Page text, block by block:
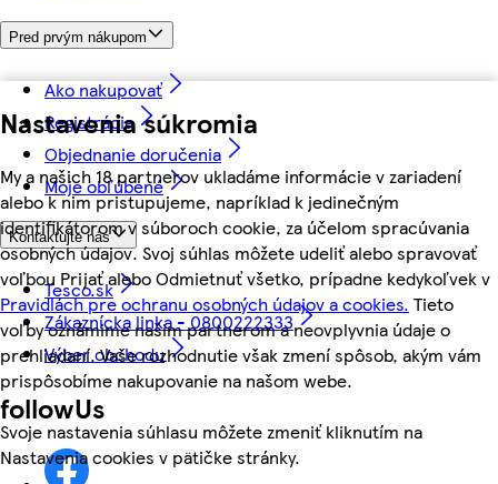
Nastavenia súkromia
My a našich 18 partnerov ukladáme informácie v zariadení
alebo k nim pristupujeme, napríklad k jedinečným
identifikátorom v súboroch cookie, za účelom spracúvania
osobných údajov. Svoj súhlas môžete udeliť alebo spravovať
voľbou Prijať alebo Odmietnuť všetko, prípadne kedykoľvek v
Pravidlách pre ochranu osobných údajov a cookies. Tieto
voľby oznámime našim partnerom a neovplyvnia údaje o
prehliadaní. Vaše rozhodnutie však zmení spôsob, akým vám
prispôsobíme nakupovanie na našom webe.
Svoje nastavenia súhlasu môžete zmeniť kliknutím na
Nastavenia cookies v pätičke stránky.
Pred prvým nákupom
Ako nakupovať
Registrácia
Objednanie doručenia
Moje obľúbené
Kontaktujte nás
Tesco.sk
Zákaznícka linka - 0800222333
Výber obchodu
followUs